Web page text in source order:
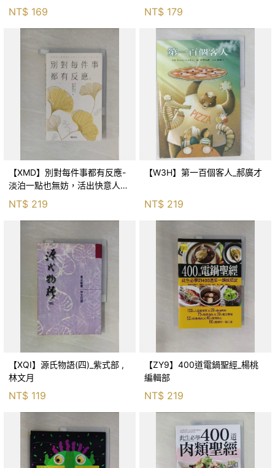
NT$ 169 NT$ 179
【XMD】別對每件事都有反應-
淡泊一點也無妨，活出快意人生
的99個禪練習！_枡野俊明, 黃
薇嬪
NT$ 219
【W3H】第一百個客人_郝廣才
NT$ 219
【XQI】源氏物語(四)_紫式部 ,
林文月
NT$ 119
【ZY9】400道電鍋聖經_楊桃
編輯部
NT$ 219